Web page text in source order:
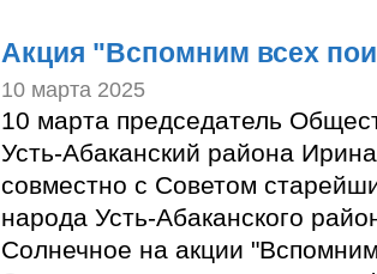
Акция "Вспомним всех
10 марта 2025
10 марта председатель
Усть-Абаканский района
совместно с Советом
народа Усть-Абаканского
Солнечное на акции